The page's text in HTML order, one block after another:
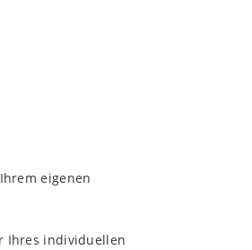
eigenen
Ihres individuellen